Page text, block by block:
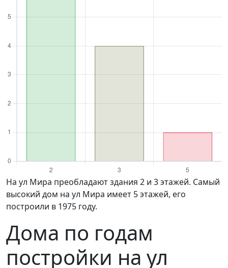
на ул Мира преобладают здания 2 и 3 этажей. Самый
высокий дом на ул Мира имеет 5 этажей, его
построили в 1975 году.
Дома по годам
постройки на ул